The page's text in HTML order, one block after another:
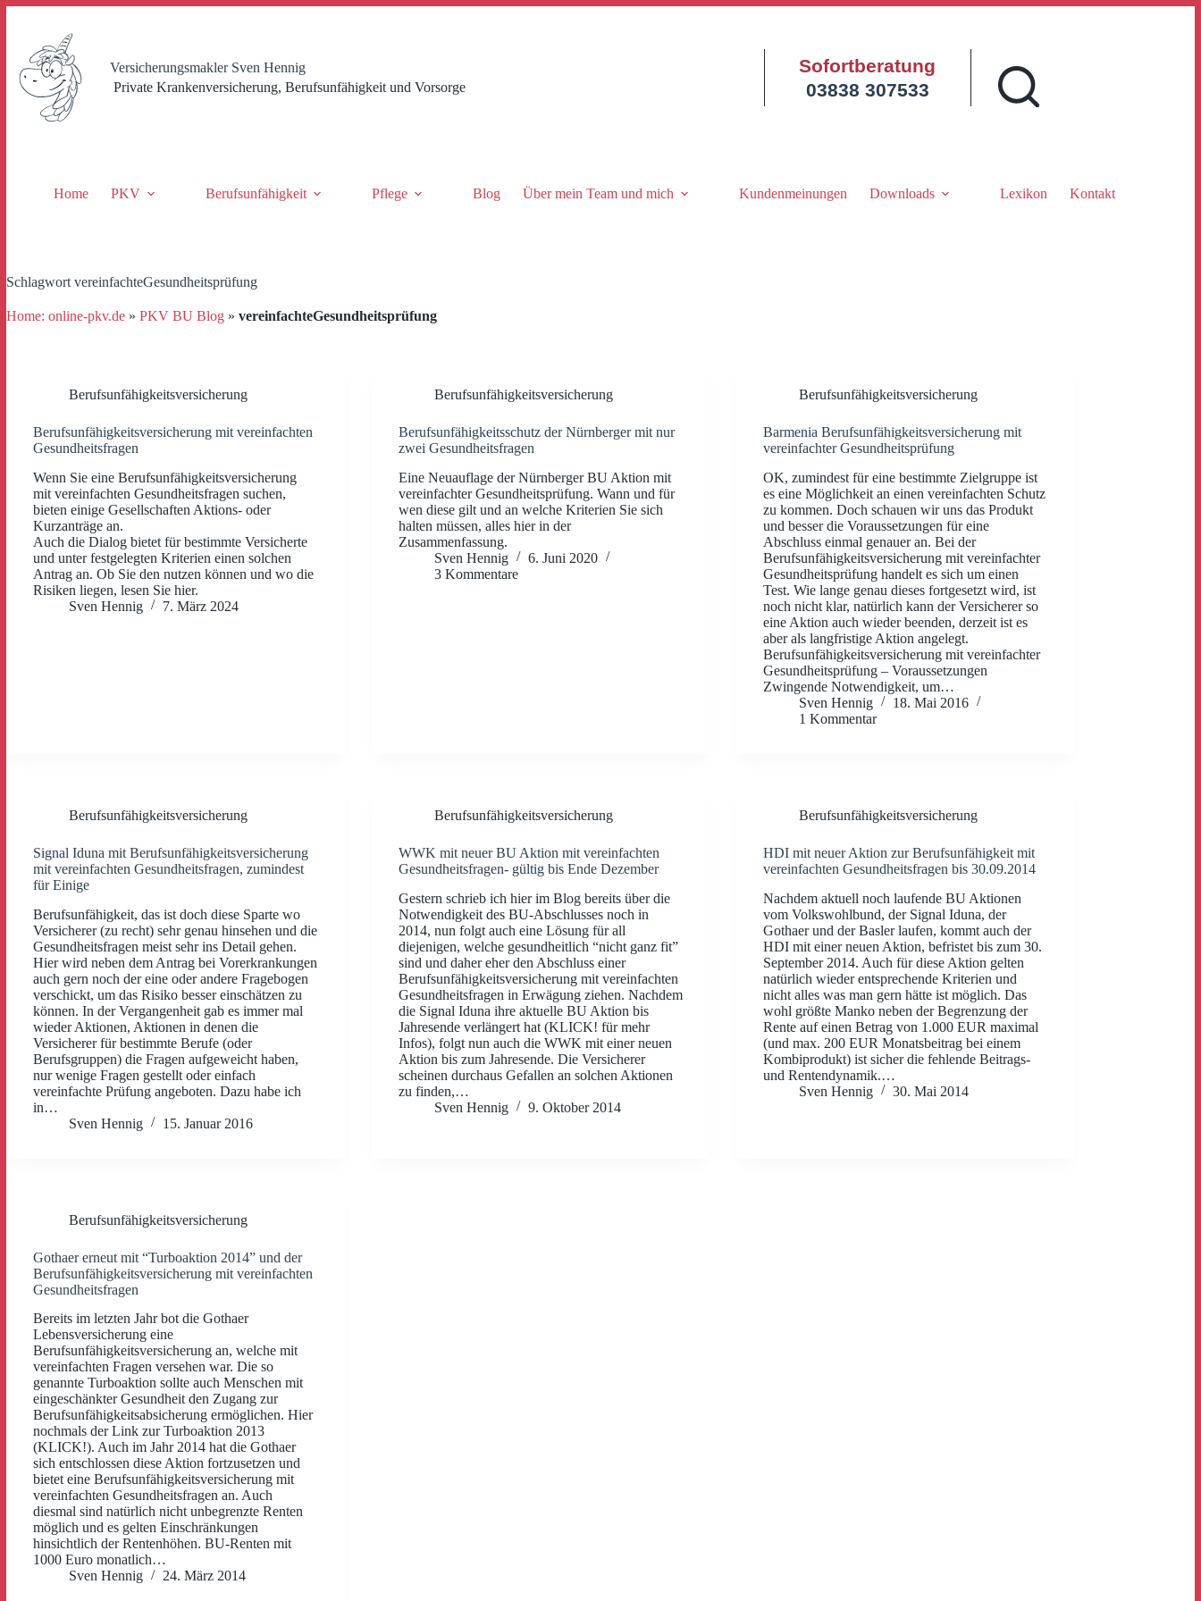
springen
Versicherungsmakler Sven Hennig
Private Krankenversicherung, Berufsunfähigkeit und Vorsorge
Sofortberatung
03838 307533
Home PKV Berufsunfähigkeit Pflege Blog Über mein Team und mich Kundenmeinungen Downloads Lexikon Kontakt
Schlagwort vereinfachteGesundheitsprüfung
Home: online-pkv.de » PKV BU Blog » vereinfachteGesundheitsprüfung
Berufsunfähigkeitsversicherung
Berufsunfähigkeitsversicherung mit vereinfachten
Gesundheitsfragen
Wenn Sie eine Berufsunfähigkeitsversicherung
mit vereinfachten Gesundheitsfragen suchen,
bieten einige Gesellschaften Aktions- oder
Kurzanträge an.
Auch die Dialog bietet für bestimmte Versicherte
und unter festgelegten Kriterien einen solchen
Antrag an. Ob Sie den nutzen können und wo die
Risiken liegen, lesen Sie hier.
Sven Hennig
7. März 2024
Berufsunfähigkeitsversicherung
Berufsunfähigkeitsschutz der Nürnberger mit nur
zwei Gesundheitsfragen
Eine Neuauflage der Nürnberger BU Aktion mit
vereinfachter Gesundheitsprüfung. Wann und für
wen diese gilt und an welche Kriterien Sie sich
halten müssen, alles hier in der
Zusammenfassung.
Sven Hennig
6. Juni 2020
3 Kommentare
Berufsunfähigkeitsversicherung
Barmenia Berufsunfähigkeitsversicherung mit
vereinfachter Gesundheitsprüfung
OK, zumindest für eine bestimmte Zielgruppe ist
es eine Möglichkeit an einen vereinfachten Schutz
zu kommen. Doch schauen wir uns das Produkt
und besser die Voraussetzungen für eine
Abschluss einmal genauer an. Bei der
Berufsunfähigkeitsversicherung mit vereinfachter
Gesundheitsprüfung handelt es sich um einen
Test. Wie lange genau dieses fortgesetzt wird, ist
noch nicht klar, natürlich kann der Versicherer so
eine Aktion auch wieder beenden, derzeit ist es
aber als langfristige Aktion angelegt.
Berufsunfähigkeitsversicherung mit vereinfachter
Gesundheitsprüfung – Voraussetzungen
Zwingende Notwendigkeit, um…
Sven Hennig
18. Mai 2016
1 Kommentar
Berufsunfähigkeitsversicherung
Signal Iduna mit Berufsunfähigkeitsversicherung
mit vereinfachten Gesundheitsfragen, zumindest
für Einige
Berufsunfähigkeit, das ist doch diese Sparte wo
Versicherer (zu recht) sehr genau hinsehen und die
Gesundheitsfragen meist sehr ins Detail gehen.
Hier wird neben dem Antrag bei Vorerkrankungen
auch gern noch der eine oder andere Fragebogen
verschickt, um das Risiko besser einschätzen zu
können. In der Vergangenheit gab es immer mal
wieder Aktionen, Aktionen in denen die
Versicherer für bestimmte Berufe (oder
Berufsgruppen) die Fragen aufgeweicht haben,
nur wenige Fragen gestellt oder einfach
vereinfachte Prüfung angeboten. Dazu habe ich
in…
Sven Hennig
15. Januar 2016
Berufsunfähigkeitsversicherung
WWK mit neuer BU Aktion mit vereinfachten
Gesundheitsfragen- gültig bis Ende Dezember
Gestern schrieb ich hier im Blog bereits über die
Notwendigkeit des BU-Abschlusses noch in
2014, nun folgt auch eine Lösung für all
diejenigen, welche gesundheitlich “nicht ganz fit”
sind und daher eher den Abschluss einer
Berufsunfähigkeitsversicherung mit vereinfachten
Gesundheitsfragen in Erwägung ziehen. Nachdem
die Signal Iduna ihre aktuelle BU Aktion bis
Jahresende verlängert hat (KLICK! für mehr
Infos), folgt nun auch die WWK mit einer neuen
Aktion bis zum Jahresende. Die Versicherer
scheinen durchaus Gefallen an solchen Aktionen
zu finden,…
Sven Hennig
9. Oktober 2014
Berufsunfähigkeitsversicherung
HDI mit neuer Aktion zur Berufsunfähigkeit mit
vereinfachten Gesundheitsfragen bis 30.09.2014
Nachdem aktuell noch laufende BU Aktionen
vom Volkswohlbund, der Signal Iduna, der
Gothaer und der Basler laufen, kommt auch der
HDI mit einer neuen Aktion, befristet bis zum 30.
September 2014. Auch für diese Aktion gelten
natürlich wieder entsprechende Kriterien und
nicht alles was man gern hätte ist möglich. Das
wohl größte Manko neben der Begrenzung der
Rente auf einen Betrag von 1.000 EUR maximal
(und max. 200 EUR Monatsbeitrag bei einem
Kombiprodukt) ist sicher die fehlende Beitrags-
und Rentendynamik.…
Sven Hennig
30. Mai 2014
Berufsunfähigkeitsversicherung
Gothaer erneut mit “Turboaktion 2014” und der
Berufsunfähigkeitsversicherung mit vereinfachten
Gesundheitsfragen
Bereits im letzten Jahr bot die Gothaer
Lebensversicherung eine
Berufsunfähigkeitsversicherung an, welche mit
vereinfachten Fragen versehen war. Die so
genannte Turboaktion sollte auch Menschen mit
eingeschänkter Gesundheit den Zugang zur
Berufsunfähigkeitsabsicherung ermöglichen. Hier
nochmals der Link zur Turboaktion 2013
(KLICK!). Auch im Jahr 2014 hat die Gothaer
sich entschlossen diese Aktion fortzusetzen und
bietet eine Berufsunfähigkeitsversicherung mit
vereinfachten Gesundheitsfragen an. Auch
diesmal sind natürlich nicht unbegrenzte Renten
möglich und es gelten Einschränkungen
hinsichtlich der Rentenhöhen. BU-Renten mit
1000 Euro monatlich…
Sven Hennig
24. März 2014